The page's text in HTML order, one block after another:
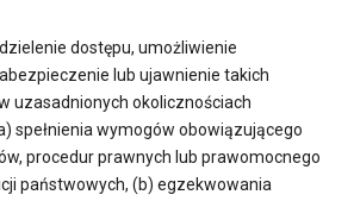
dostępu, umożliwienie
lub ujawnienie takich
uzasadnionych okolicznościach
spełnienia wymogów obowiązującego
procedur prawnych lub prawomocnego
państwowych, (b) egzekwowania